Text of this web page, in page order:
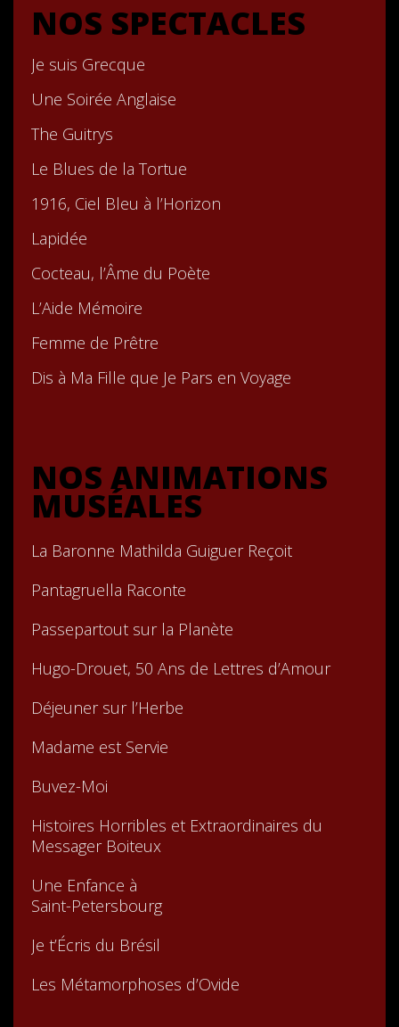
NOS SPECTACLES
Je suis Grecque
Une Soirée Anglaise
The Guitrys
Le Blues de la Tortue
1916, Ciel Bleu à l’Horizon
Lapidée
Cocteau, l’Âme du Poète
L’Aide Mémoire
Femme de Prêtre
Dis à Ma Fille que Je Pars en Voyage
NOS ANIMATIONS
MUSÉALES
La Baronne Mathilda Guiguer Reçoit
Pantagruella Raconte
Passepartout sur la Planète
Hugo-Drouet, 50 Ans de Lettres d’Amour
Déjeuner sur l’Herbe
Madame est Servie
Buvez-Moi
Histoires Horribles et Extraordinaires du
Messager Boiteux
Une Enfance à
Saint-Petersbourg
Je t’Écris du Brésil
Les Métamorphoses d’Ovide